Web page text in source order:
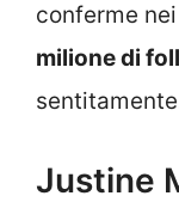
conferme
milione di
Justine